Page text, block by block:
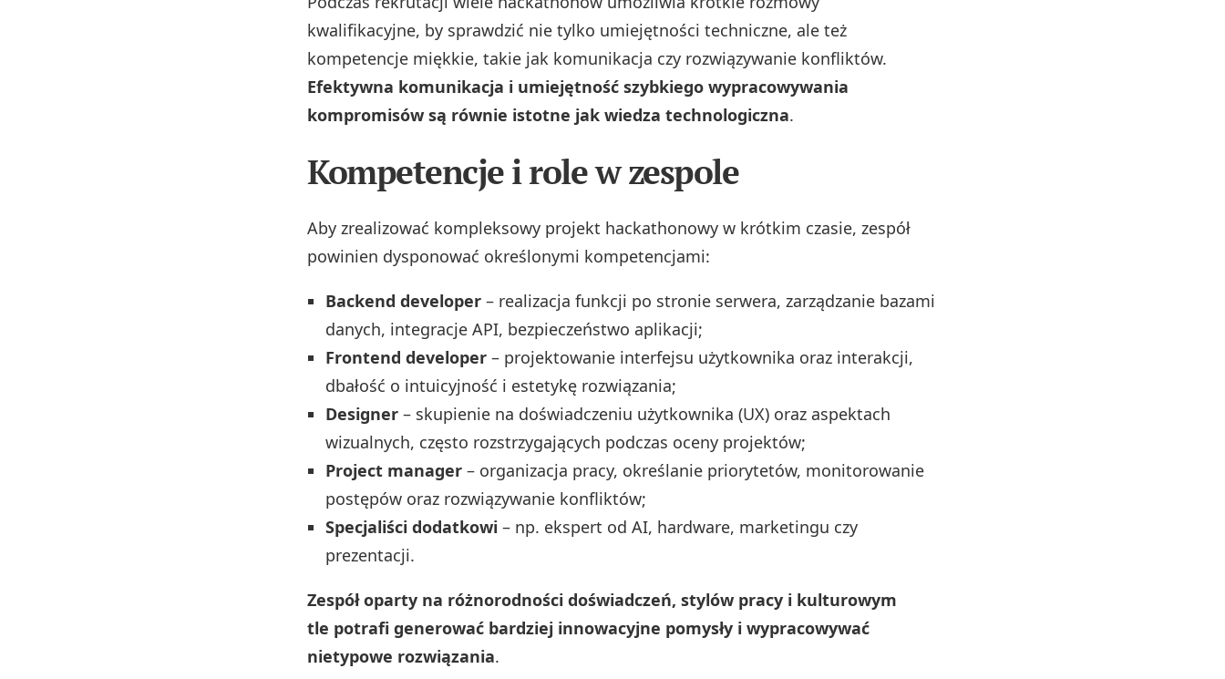
kwalifikacyjne, by sprawdzić nie tylko umiejętności techniczne, ale też
kompetencje miękkie, takie jak komunikacja czy rozwiązywanie konfliktów.
Efektywna komunikacja i umiejętność szybkiego wypracowywania
kompromisów są równie istotne jak wiedza technologiczna.
Kompetencje i role w zespole
Aby zrealizować kompleksowy projekt hackathonowy w krótkim czasie, zespół
powinien dysponować określonymi kompetencjami:
Backend developer – realizacja funkcji po stronie serwera, zarządzanie bazami
danych, integracje API, bezpieczeństwo aplikacji;
Frontend developer – projektowanie interfejsu użytkownika oraz interakcji,
dbałość o intuicyjność i estetykę rozwiązania;
Designer – skupienie na doświadczeniu użytkownika (UX) oraz aspektach
wizualnych, często rozstrzygających podczas oceny projektów;
Project manager – organizacja pracy, określanie priorytetów, monitorowanie
postępów oraz rozwiązywanie konfliktów;
Specjaliści dodatkowi – np. ekspert od AI, hardware, marketingu czy
prezentacji.
Zespół oparty na różnorodności doświadczeń, stylów pracy i kulturowym
tle potrafi generować bardziej innowacyjne pomysły i wypracowywać
nietypowe rozwiązania.